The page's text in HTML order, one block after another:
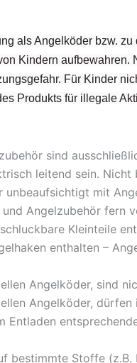
als Angelköder bzw.
Kindern
Für Kinder
Produkts für illegale
sind
leitend sein.
unbeaufsichtigt mit
Angelzubehör fern
Kleinteile
enthalten –
Angelköder, sind
Angelköder,
Entladen
bestimmte Stoffe